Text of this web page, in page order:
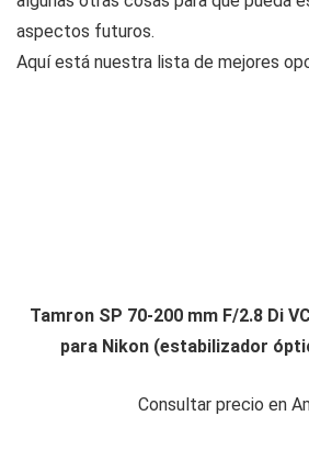
aspectos futuros.
Aquí está nuestra lista de mejores
Tamron SP 70-200 mm F/2.8 Di
para Nikon (estabilizador
Consultar precio en